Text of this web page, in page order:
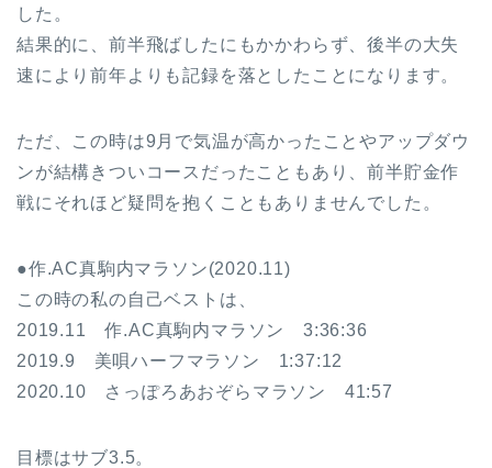
した。
結果的に、前半飛ばしたにもかかわらず、後半の大失
速により前年よりも記録を落としたことになります。
ただ、この時は9月で気温が高かったことやアップダウ
ンが結構きついコースだったこともあり、前半貯金作
戦にそれほど疑問を抱くこともありませんでした。
●作.AC真駒内マラソン(2020.11)
この時の私の自己ベストは、
2019.11 作.AC真駒内マラソン 3:36:36
2019.9 美唄ハーフマラソン 1:37:12
2020.10 さっぽろあおぞらマラソン 41:57
目標はサブ3.5。